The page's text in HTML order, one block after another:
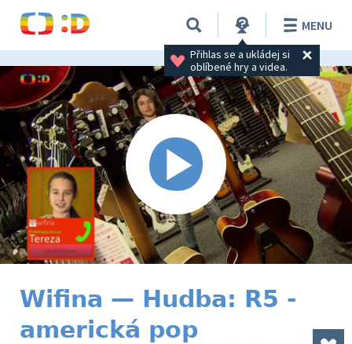
Přihlas se a ukládej si
oblíbené hry a videa.
MENU
Wifina — Hudba: R5 -
americká pop